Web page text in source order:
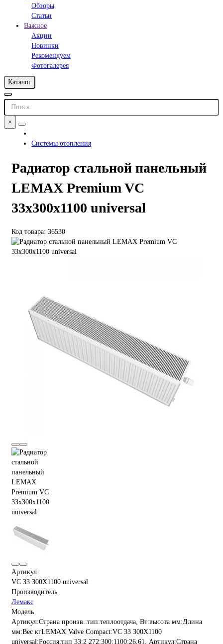
Обзоры
Статьи
Важное
Акции
Новинки
Рекомендуем
Фотогалерея
Каталог
×
Системы отопления
Радиатор стальной панельный
LEMAX Premium VC
33х300х1100 universal
Код товара: 36530
Артикул
VC 33 300X1100 universal
Производитель
Лемакс
Модель
Артикул:Страна произв.:тип:теплоотдача, Вт:высота мм:Длина
мм:Вес кгLEMAX Valve Compact:VC 33 300X1100
universal:Россия:тип 33:2 272:300:1100:26,61, Артикул:Страна